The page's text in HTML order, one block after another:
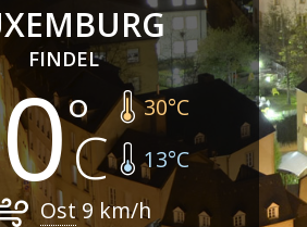
FINDEL
30°C
13°C
Ost9 km/h